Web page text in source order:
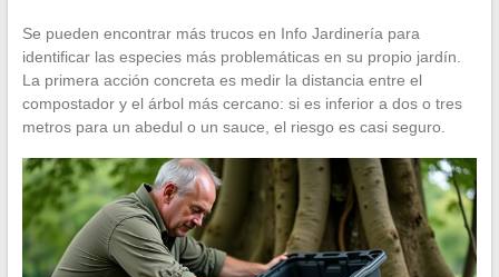
Se pueden encontrar más trucos en Info Jardinería para
identificar las especies más problemáticas en su propio jardín.
La primera acción concreta es medir la distancia entre el
compostador y el árbol más cercano: si es inferior a dos o tres
metros para un abedul o un sauce, el riesgo es casi seguro.